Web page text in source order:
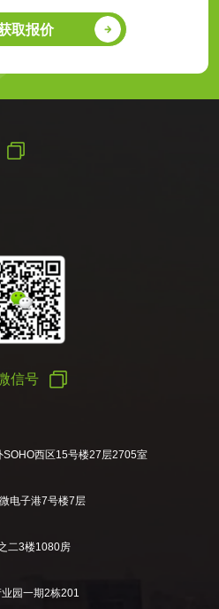
取报价
信号
西区15号楼27层2705室
电子港7号楼7层
二3楼1080房
园一期2栋201